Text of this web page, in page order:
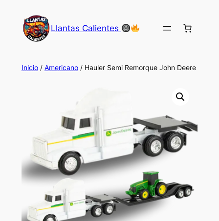
contenido
Llantas Calientes
Inicio/ Americano/ Hauler Semi Remorque John Deere